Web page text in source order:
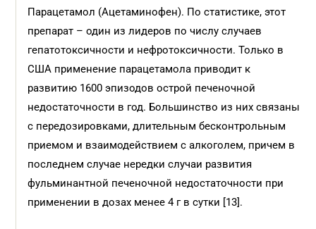
Парацетамол (Ацетаминофен). По статистике, этот
препарат – один из лидеров по числу случаев
гепатотоксичности и нефротоксичности. Только в
США применение парацетамола приводит к
развитию 1600 эпизодов острой печеночной
недостаточности в год. Большинство из них связаны
с передозировками, длительным бесконтрольным
приемом и взаимодействием с алкоголем, причем в
последнем случае нередки случаи развития
фульминантной печеночной недостаточности при
применении в дозах менее 4 г в сутки [13].